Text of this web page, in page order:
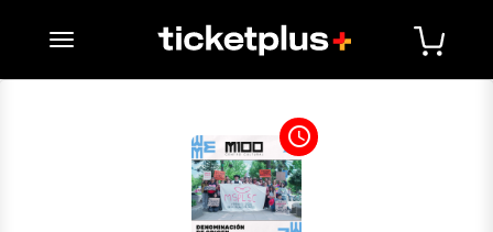
desplegar navegación
access_time